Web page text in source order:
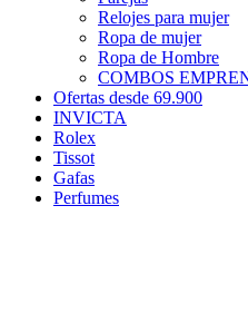
Relojes para mujer
Ropa de mujer
Ropa de Hombre
COMBOS
Ofertas desde 69.900
INVICTA
Rolex
Tissot
Gafas
Perfumes